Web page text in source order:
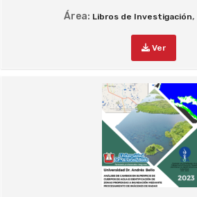
Área: Libros de Investigación,
Ver